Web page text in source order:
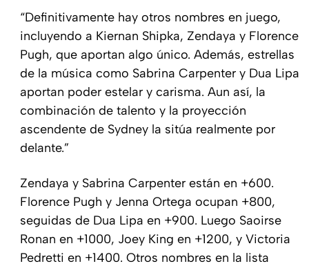
“Definitivamente hay otros nombres en juego,
incluyendo a Kiernan Shipka, Zendaya y Florence
Pugh, que aportan algo único. Además, estrellas
de la música como Sabrina Carpenter y Dua Lipa
aportan poder estelar y carisma. Aun así, la
combinación de talento y la proyección
ascendente de Sydney la sitúa realmente por
delante.”
Zendaya y Sabrina Carpenter están en +600.
Florence Pugh y Jenna Ortega ocupan +800,
seguidas de Dua Lipa en +900. Luego Saoirse
Ronan en +1000, Joey King en +1200, y Victoria
Pedretti en +1400. Otros nombres en la lista